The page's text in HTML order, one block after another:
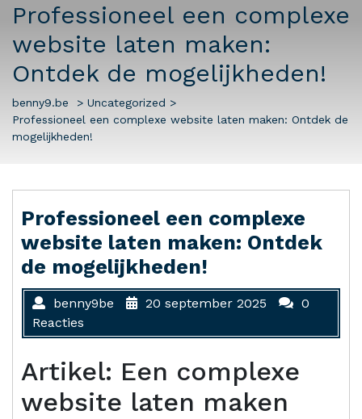
Professioneel een complexe
website laten maken:
Ontdek de mogelijkheden!
benny9.be > Uncategorized >
Professioneel een complexe website laten maken: Ontdek de
mogelijkheden!
Professioneel een complexe
website laten maken: Ontdek
de mogelijkheden!
benny9be 20 september 2025
0
Reacties
Artikel: Een complexe
website laten maken